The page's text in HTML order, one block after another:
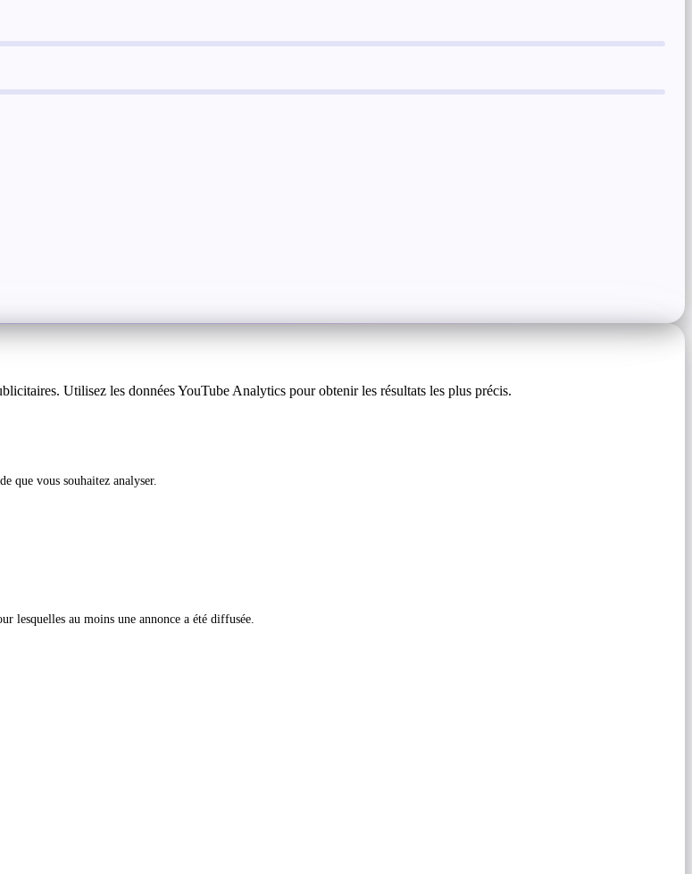
Utilisez les données YouTube Analytics pour obtenir les résultats les plus précis.
que vous souhaitez analyser.
lesquelles au moins une annonce a été diffusée.